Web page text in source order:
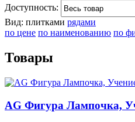
Доступность:
Вид: плитками рядами
по цене по наименованию по
Товары
AG Фигура Лампочка,